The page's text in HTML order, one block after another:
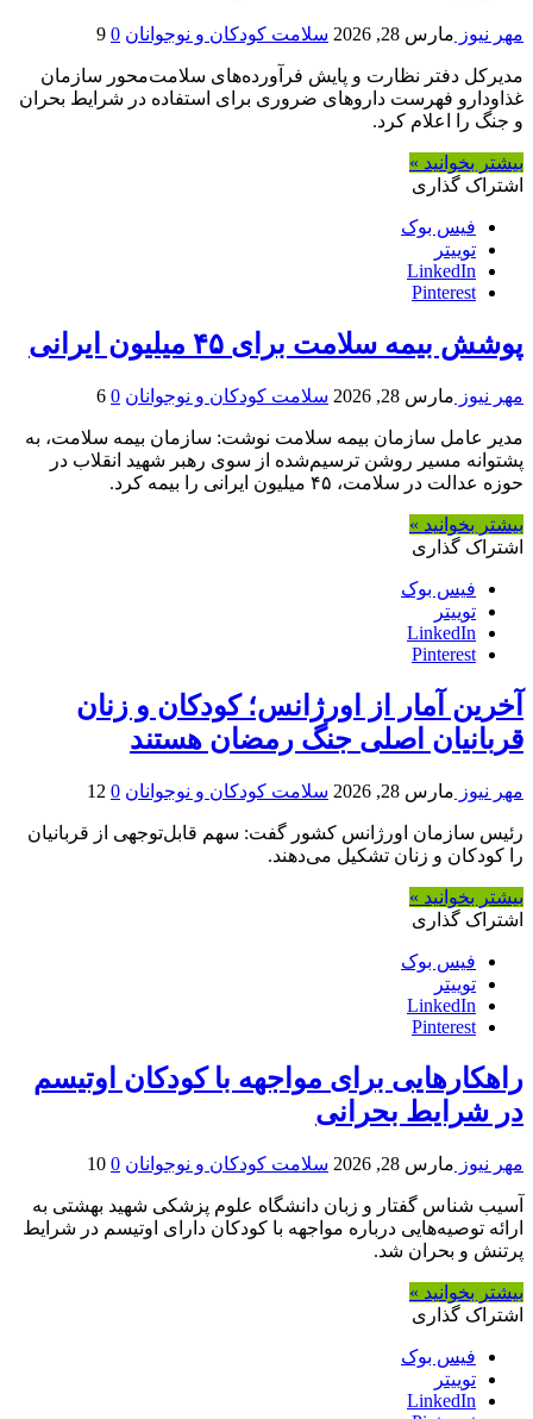
مهر نیوز مارس 28, 2026 سلامت کودکان و نوجوانان 0
9
مدیرکل دفتر نظارت و پایش فرآورده‌های سلامت‌محور سازمان
غذاودارو فهرست داروهای ضروری برای استفاده در شرایط بحران
و جنگ را اعلام کرد. ‌
بیشتر بخوانید »
اشتراک گذاری
فیس بوک
توییتر
LinkedIn
Pinterest
پوشش بیمه‌ سلامت برای ۴۵ میلیون ایرانی
مهر نیوز مارس 28, 2026 سلامت کودکان و نوجوانان 0
6
مدیر عامل سازمان بیمه سلامت نوشت: سازمان بیمه سلامت، به
پشتوانه مسیر روشن ترسیم‌شده از سوی رهبر شهید انقلاب در
حوزه عدالت در سلامت، ۴۵ میلیون ایرانی را بیمه کرد.
بیشتر بخوانید »
اشتراک گذاری
فیس بوک
توییتر
LinkedIn
Pinterest
آخرین آمار از اورژانس؛ کودکان و زنان
قربانیان اصلی جنگ رمضان هستند
مهر نیوز مارس 28, 2026 سلامت کودکان و نوجوانان 0
12
رئیس سازمان اورژانس کشور گفت: سهم قابل‌توجهی از قربانیان
را کودکان و زنان تشکیل می‌دهند.
بیشتر بخوانید »
اشتراک گذاری
فیس بوک
توییتر
LinkedIn
Pinterest
راهکارهایی برای مواجهه با کودکان اوتیسم
در شرایط بحرانی
مهر نیوز مارس 28, 2026 سلامت کودکان و نوجوانان 0
10
آسیب شناس گفتار و زبان دانشگاه علوم پزشکی شهید بهشتی به
ارائه توصیه‌هایی درباره مواجهه با کودکان دارای اوتیسم در شرایط
پرتنش و بحران شد.
بیشتر بخوانید »
اشتراک گذاری
فیس بوک
توییتر
LinkedIn